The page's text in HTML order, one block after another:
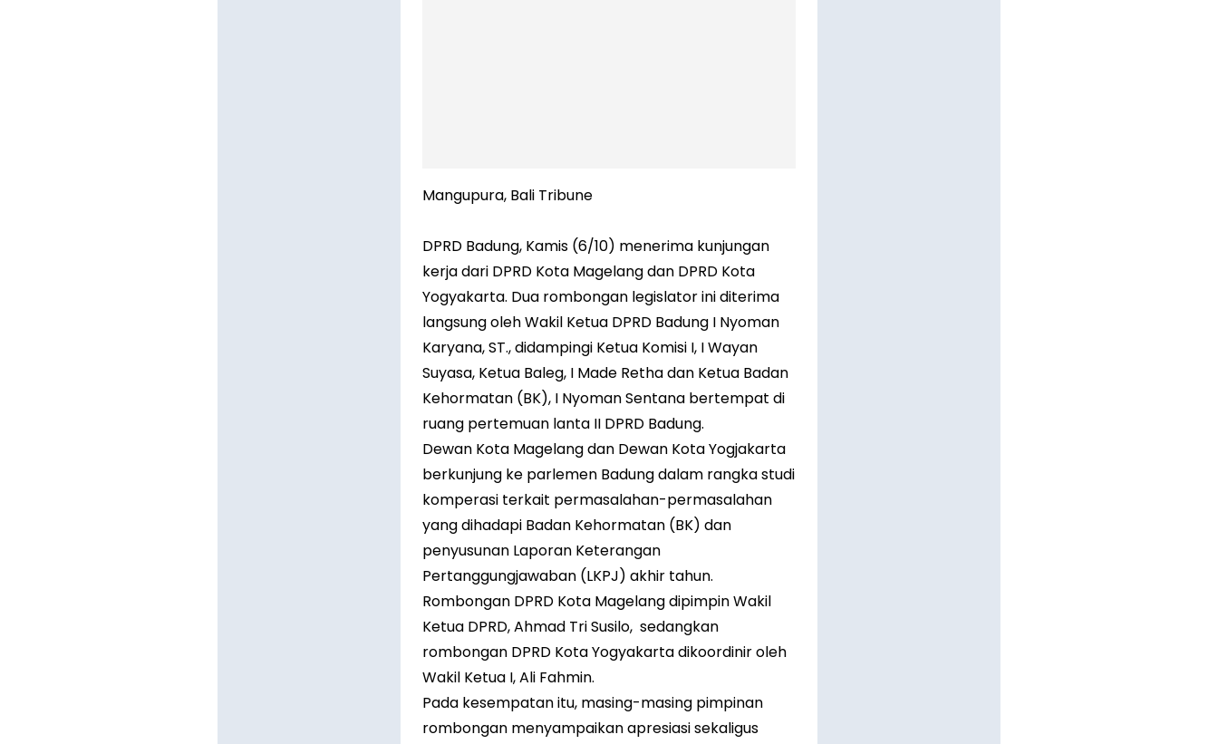
Mangupura, Bali Tribune
DPRD Badung, Kamis (6/10) menerima kunjungan
kerja dari DPRD Kota Magelang dan DPRD Kota
Yogyakarta. Dua rombongan legislator ini diterima
langsung oleh Wakil Ketua DPRD Badung I Nyoman
Karyana, ST., didampingi Ketua Komisi I, I Wayan
Suyasa, Ketua Baleg, I Made Retha dan Ketua Badan
Kehormatan (BK), I Nyoman Sentana bertempat di
ruang pertemuan lanta II DPRD Badung.
Dewan Kota Magelang dan Dewan Kota Yogjakarta
berkunjung ke parlemen Badung dalam rangka studi
komperasi terkait permasalahan-permasalahan
yang dihadapi Badan Kehormatan (BK) dan
penyusunan Laporan Keterangan
Pertanggungjawaban (LKPJ) akhir tahun.
Rombongan DPRD Kota Magelang dipimpin Wakil
Ketua DPRD, Ahmad Tri Susilo, sedangkan
rombongan DPRD Kota Yogyakarta dikoordinir oleh
Wakil Ketua I, Ali Fahmin.
Pada kesempatan itu, masing-masing pimpinan
rombongan menyampaikan apresiasi sekaligus